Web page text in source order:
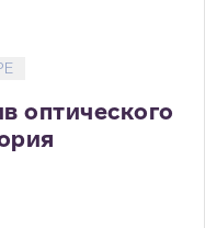
оптического